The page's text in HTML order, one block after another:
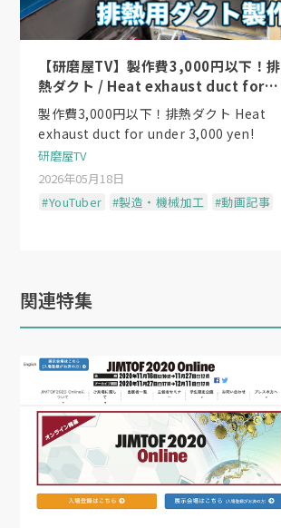
【研磨屋TV】製作費3,000円以下！排
熱ダクト / Heat exhaust duct for
under 3,000 yen!
製作費3,000円以下！排熱ダクト Heat
exhaust duct for under 3,000 yen!
研磨屋TV
2026年05月18日
#YouTuber
#製造・機械加工 #動画記事
関連特集